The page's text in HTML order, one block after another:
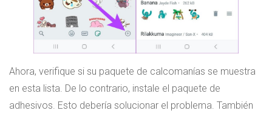
Ahora, verifique si su paquete de calcomanías se muestra
en esta lista. De lo contrario, instale el paquete de
adhesivos. Esto debería solucionar el problema. También